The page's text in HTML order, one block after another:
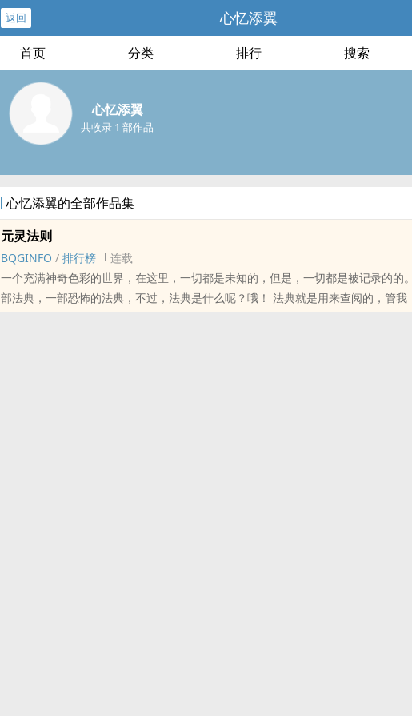
返回 心忆添翼
首页 分类 排行 搜索
心忆添翼
共收录 1 部作品
心忆添翼的全部作品集
元灵法则
BQGINFO / 排行榜
连载
一个充满神奇色彩的世界，在这里，一切都是未知的，但是，一切都是被记录的的。 天是什么，是一
部法典，一部恐怖的法典，不过，法典是什么呢？哦！ 法典就是用来查阅的，管我，凭什么，法典就